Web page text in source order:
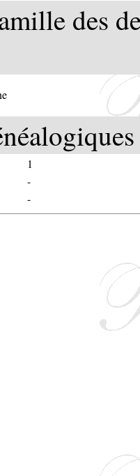
des
1
-
-